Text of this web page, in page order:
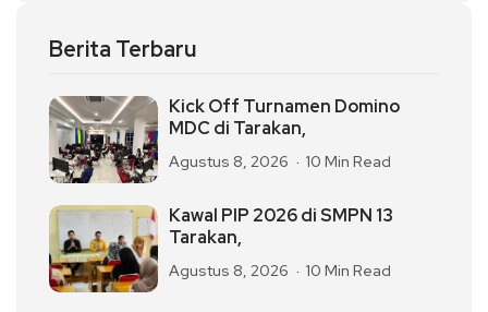
Berita Terbaru
Kick Off Turnamen Domino
MDC di Tarakan,
Agustus 8, 2026 10 Min Read
Kawal PIP 2026 di SMPN 13
Tarakan,
Agustus 8, 2026 10 Min Read